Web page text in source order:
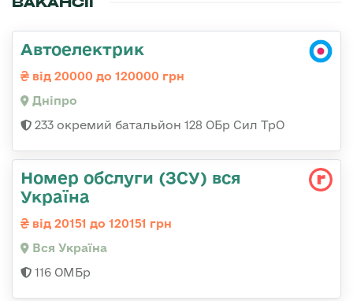
Автоелектрик
від 20000 до 120000 грн
Дніпро
233 окремий батальйон 128 ОБр Сил ТрО
Номер обслуги (ЗСУ) вся
Україна
від 20151 до 120151 грн
Вся Україна
116 ОМБр